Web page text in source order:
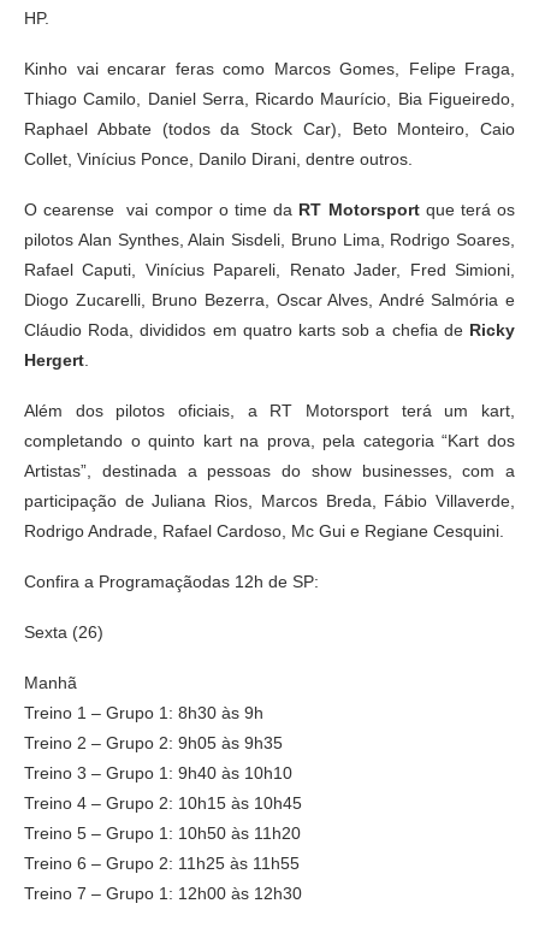
HP.
Kinho vai encarar feras como Marcos Gomes, Felipe Fraga,
Thiago Camilo, Daniel Serra, Ricardo Maurício, Bia Figueiredo,
Raphael Abbate (todos da Stock Car), Beto Monteiro, Caio
Collet, Vinícius Ponce, Danilo Dirani, dentre outros.
O cearense vai compor o time da RT Motorsportque terá os
pilotos Alan Synthes, Alain Sisdeli, Bruno Lima, Rodrigo Soares,
Rafael Caputi, Vinícius Papareli, Renato Jader, Fred Simioni,
Diogo Zucarelli, Bruno Bezerra, Oscar Alves, André Salmória e
Cláudio Roda, divididos em quatro karts sob a chefia deRicky
Hergert
Além dos pilotos oficiais, a RT Motorsport terá um kart,
completando o quinto kart na prova, pela categoria “Kart dos
Artistas”, destinada a pessoas do show businesses, com a
participação de Juliana Rios, Marcos Breda, Fábio Villaverde,
Rodrigo Andrade, Rafael Cardoso, Mc Gui e Regiane Cesquini.
Confira a Programaçãodas 12h de SP:
Sexta (26)
Manhã
Treino 1 – Grupo 1: 8h30 às 9h
Treino 2 – Grupo 2: 9h05 às 9h35
Treino 3 – Grupo 1: 9h40 às 10h10
Treino 4 – Grupo 2: 10h15 às 10h45
Treino 5 – Grupo 1: 10h50 às 11h20
Treino 6 – Grupo 2: 11h25 às 11h55
Treino 7 – Grupo 1: 12h00 às 12h30